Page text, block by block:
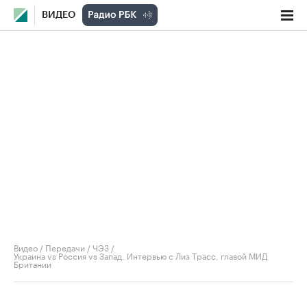
ВИДЕО
Видео / Передачи /ЧЭЗ /
Украина vs Россия vs Запад. Интервью с Лиз Трасс, главой МИД
Британии